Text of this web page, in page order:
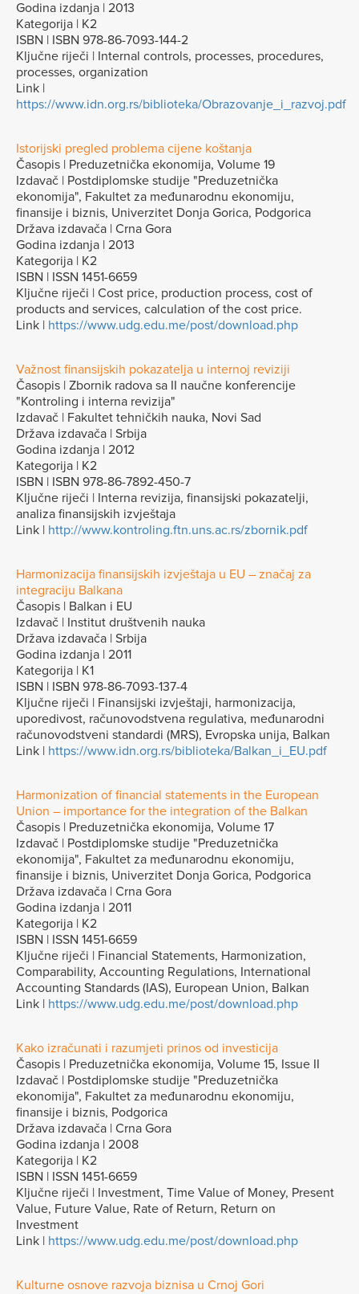
Godina izdanja | 2013
Kategorija | K2
ISBN | ISBN 978-86-7093-144-2
Ključne riječi | Internal controls, processes, procedures,
processes, organization
Link |
https://www.idn.org.rs/biblioteka/Obrazovanje_i_razvoj.pdf
Istorijski pregled problema cijene koštanja
Časopis | Preduzetnička ekonomija, Volume 19
Izdavač | Postdiplomske studije "Preduzetnička
ekonomija", Fakultet za međunarodnu ekonomiju,
finansije i biznis, Univerzitet Donja Gorica, Podgorica
Država izdavača | Crna Gora
Godina izdanja | 2013
Kategorija | K2
ISBN | ISSN 1451-6659
Ključne riječi | Cost price, production process, cost of
products and services, calculation of the cost price.
Link |
https://www.udg.edu.me/post/download.php
Važnost finansijskih pokazatelja u internoj reviziji
Časopis | Zbornik radova sa II naučne konferencije
"Kontroling i interna revizija"
Izdavač | Fakultet tehničkih nauka, Novi Sad
Država izdavača | Srbija
Godina izdanja | 2012
Kategorija | K2
ISBN | ISBN 978-86-7892-450-7
Ključne riječi | Interna revizija, finansijski pokazatelji,
analiza finansijskih izvještaja
Link |
http://www.kontroling.ftn.uns.ac.rs/zbornik.pdf
Harmonizacija finansijskih izvještaja u EU – značaj za
integraciju Balkana
Časopis | Balkan i EU
Izdavač | Institut društvenih nauka
Država izdavača | Srbija
Godina izdanja | 2011
Kategorija | K1
ISBN | ISBN 978-86-7093-137-4
Ključne riječi | Finansijski izvještaji, harmonizacija,
uporedivost, računovodstvena regulativa, međunarodni
računovodstveni standardi (MRS), Evropska unija, Balkan
Link |
https://www.idn.org.rs/biblioteka/Balkan_i_EU.pdf
Harmonization of financial statements in the European
Union – importance for the integration of the Balkan
Časopis | Preduzetnička ekonomija, Volume 17
Izdavač | Postdiplomske studije "Preduzetnička
ekonomija", Fakultet za međunarodnu ekonomiju,
finansije i biznis, Univerzitet Donja Gorica, Podgorica
Država izdavača | Crna Gora
Godina izdanja | 2011
Kategorija | K2
ISBN | ISSN 1451-6659
Ključne riječi | Financial Statements, Harmonization,
Comparability, Accounting Regulations, International
Accounting Standards (IAS), European Union, Balkan
Link |
https://www.udg.edu.me/post/download.php
Kako izračunati i razumjeti prinos od investicija
Časopis | Preduzetnička ekonomija, Volume 15, Issue II
Izdavač | Postdiplomske studije "Preduzetnička
ekonomija", Fakultet za međunarodnu ekonomiju,
finansije i biznis, Podgorica
Država izdavača | Crna Gora
Godina izdanja | 2008
Kategorija | K2
ISBN | ISSN 1451-6659
Ključne riječi | Investment, Time Value of Money, Present
Value, Future Value, Rate of Return, Return on
Investment
Link |
https://www.udg.edu.me/post/download.php
Kulturne osnove razvoja biznisa u Crnoj Gori